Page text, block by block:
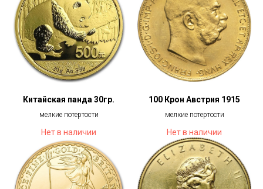
Китайская панда 30гр.
мелкие потертости
Нет в наличии
100 Крон Австрия 1915
мелкие потертости
Нет в наличии